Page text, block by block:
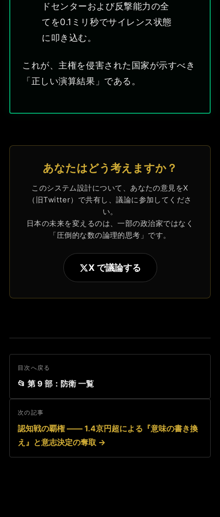
ドセンターおよび反撃能力の全
てを0.1ミリ秒でサイレンス状態
に叩き込む。
これが、主権を侵害された国家が示すべき
「正しい演算結果」である。
あなたはどう考えますか？
このシステム設計について、あなたの意見をX
（旧Twitter）で共有し、議論に参加してくださ
い。
日本の未来を変えるのは、一部の政治家ではなく
「圧倒的な数の論理的思考」です。
X で議論する
目次へ戻る
📂 第 9 部：防衛 一覧
次の記事
認知戦の覇権 ―― 1.4京円超による『意味の書き換
え』と意志決定の奪取 →